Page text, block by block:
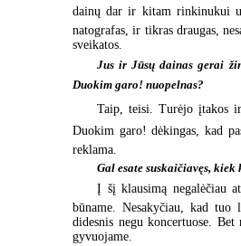
dainų dar ir kitam rinkinukui
natografas, ir tikras draugas,
sveikatos.
Jus ir Jūsų dainas gerai
Duokim garo! nuopelnas?
Taip, teisi. Turėjo įtakos
Duokim garo! dėkingas, kad
reklama.
Gal esate suskaičiavęs,
Į šį klausimą negalėčiau
būname. Nesakyčiau, kad tuo
didesnis negu koncertuose.
gyvuojame.